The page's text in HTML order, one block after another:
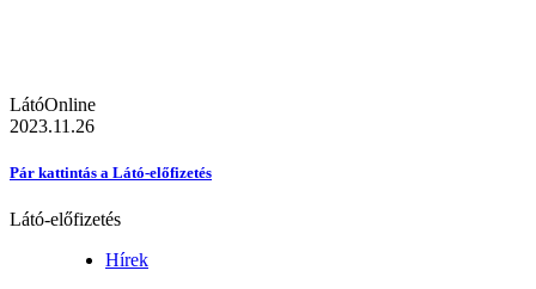
LátóOnline
2023.11.26
Pár kattintás a Látó-előfizetés
Látó-előfizetés
Hírek